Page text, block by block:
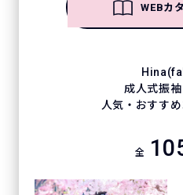
WEBカ
成人式振
人気・おすす
全